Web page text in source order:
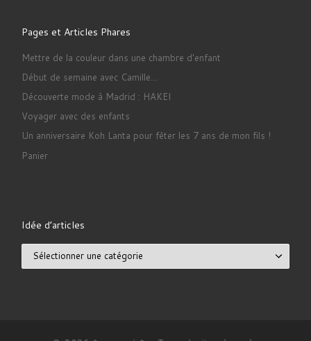
Pages et Articles Phares
Mettre de la couleur dans une chambre d'enfant
Début de semaine avec Camille...
Découverte mode à Madrid : HAKEI
Voyager avec des enfants
Un anniversaire Koh Lanta pour fêter les 7 ans de mon fils !
Panier
Idée d’articles